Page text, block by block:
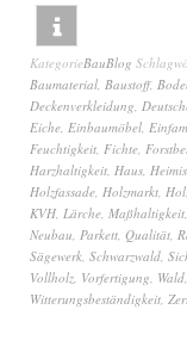
KategorieBauBlog
Baumaterial, Baustoff,
Deckenverkleidung,
Eiche, Einbaumöbel,
Feuchtigkeit, Fichte,
Harzhaltigkeit, Haus,
Holzfassade, Holzmarkt,
KVH, Lärche, Maßhaltigkeit,
Neubau, Parkett, Qualität,
Sägewerk, Schwarzwald,
Vollholz, Vorfertigung, Wald,
Witterungsbeständigkeit,